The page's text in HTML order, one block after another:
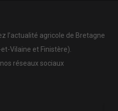
l’actualité agricole de Bretagne
Vilaine et Finistère).
réseaux sociaux